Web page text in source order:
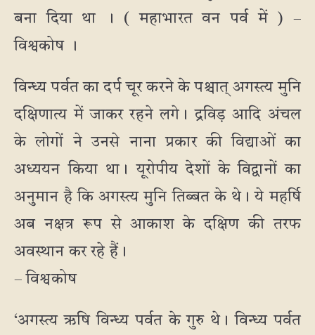
बना दिया था । ( महाभारत वन पर्व में ) –
विश्वकोष ।
विन्ध्य पर्वत का दर्प चूर करने के पश्चात् अगस्त्य मुनि
दक्षिणात्य में जाकर रहने लगे। द्रविड़ आदि अंचल
के लोगों ने उनसे नाना प्रकार की विद्याओं का
अध्ययन किया था। यूरोपीय देशों के विद्वानों का
अनुमान है कि अगस्त्य मुनि तिब्बत के थे। ये महर्षि
अब नक्षत्र रूप से आकाश के दक्षिण की तरफ
अवस्थान कर रहे हैं।
– विश्वकोष
‘अगस्त्य ऋषि विन्ध्य पर्वत के गुरु थे। विन्ध्य पर्वत